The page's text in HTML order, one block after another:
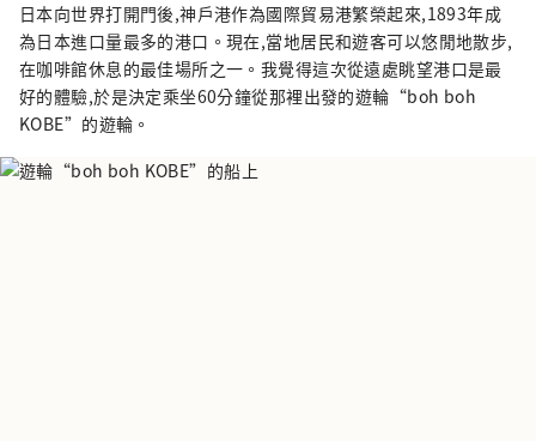
日本向世界打開門後,神戶港作為國際貿易港繁榮起來,1893年成
為日本進口量最多的港口。現在,當地居民和遊客可以悠閒地散步,
在咖啡館休息的最佳場所之一。我覺得這次從遠處眺望港口是最
好的體驗,於是決定乘坐60分鐘從那裡出發的遊輪“boh boh
KOBE”的遊輪。